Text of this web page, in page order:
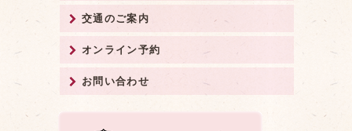
交通のご案内
オンライン予約
お問い合わせ